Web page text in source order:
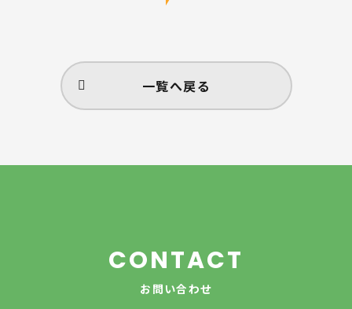
一覧へ戻る
CONTACT
お問い合わせ